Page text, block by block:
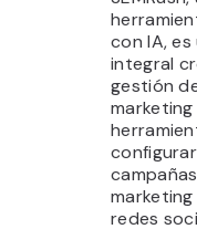
con IA,
integral
gestión
redes